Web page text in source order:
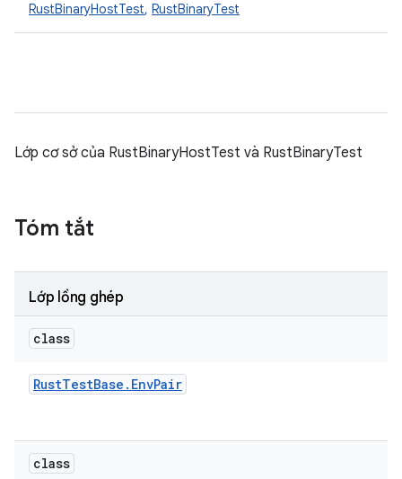
RustBinaryHostTest, RustBinaryTest
Lớp cơ sở của RustBinaryHostTest và RustBinaryTest
Tóm tắt
Lớp lồng ghép
class
RustTestBase . EnvPair
class